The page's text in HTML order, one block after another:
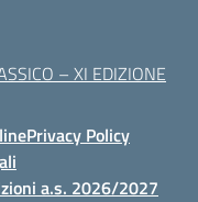
– XI EDIZIONE
Privacy Policy
a.s. 2026/2027